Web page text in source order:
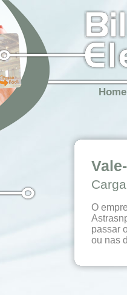
Home
O
passar
ou nas